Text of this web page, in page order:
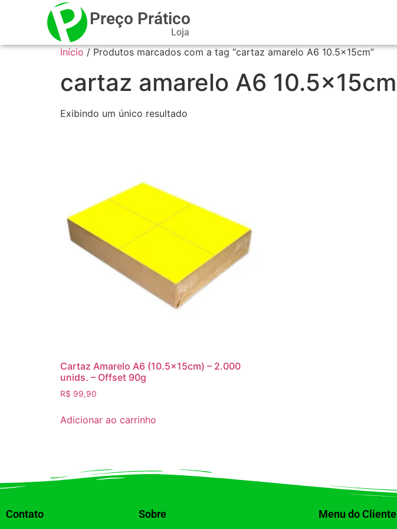
Preço Prático
Loja
Início / Produtos marcados com a tag “cartaz amarelo A6 10.5x15cm”
cartaz amarelo A6 10.5x15cm
Exibindo um único resultado
Cartaz Amarelo A6 (10.5x15cm) – 2.000
unids. – Offset 90g
R$ 99,90
Adicionar ao carrinho
Contato Sobre Menu do Cliente